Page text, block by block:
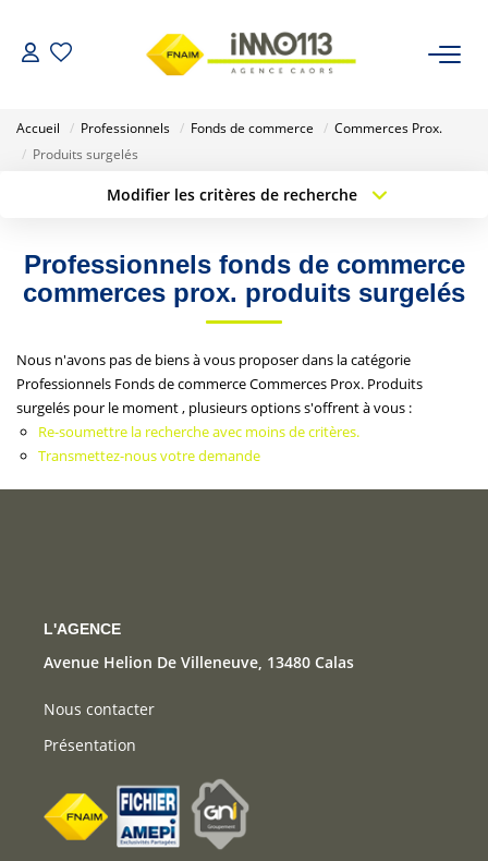
Nos Biens Vendus
ESTIMER
CALCULETTES FINANCIÈRES
Accueil Professionnels Fonds de commerce
Commerces Prox.
Produits surgelés
Modifier les critères de recherche
Type de transaction Localisation
Type de bien
Surface min
Créer une alerte
Professionnels fonds de commerce
commerces prox. produits surgelés
Nous n'avons pas de biens à vous proposer dans la catégorie
Professionnels Fonds de commerce Commerces Prox. Produits
surgelés pour le moment , plusieurs options s'offrent à vous :
Re-soumettre la recherche avec moins de critères.
Transmettez-nous votre demande
L'AGENCE
Avenue Helion De Villeneuve, 13480 Calas
Nous contacter
Présentation